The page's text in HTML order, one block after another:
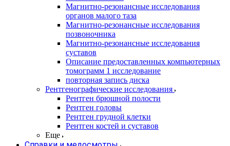
Магнитно-резонансные исследования
органов малого таза
Магнитно-резонансные исследования
позвоночника
Магнитно-резонансные исследования
суставов
Описание предоставленных компьютерных
томограмм 1 исследование
повторная запись диска
Рентгенографические исследования
Рентген брюшной полости
Рентген головы
Рентген грудной клетки
Рентген костей и суставов
Еще